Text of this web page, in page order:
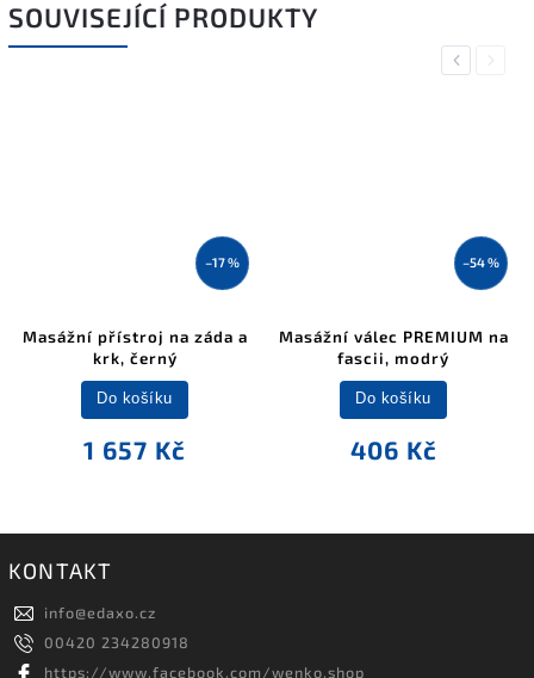
SOUVISEJÍCÍ PRODUKTY
Previous
–17 %
Masážní přístroj na záda a
krk, černý
1 657 Kč
Do košíku
–54 %
Masážní válec PREMIUM na
fascii, modrý
406 Kč
Do košíku
Next
KONTAKT
info@edaxo.cz
00420 234280918
https://www.facebook.com/wenko.shop